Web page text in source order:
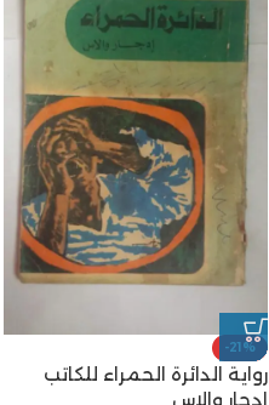
-21%
رواية الدائرة الحمراء للكاتب
إدجار والاس